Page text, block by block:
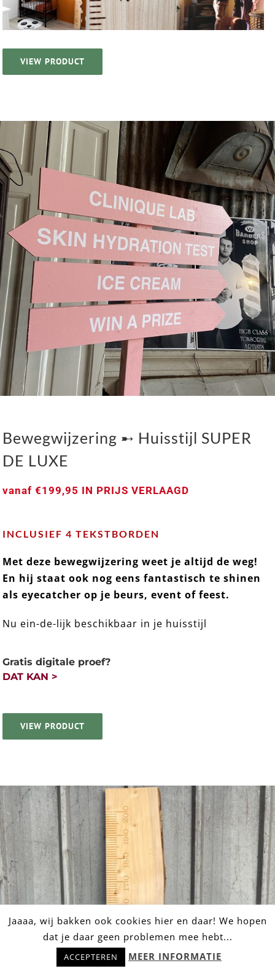
VIEW PRODUCT
Bewegwijzering ➸ Huisstijl SUPER DE LUXE
Bewegwijzering ➸ Huisstijl SUPER
DE LUXE
vanaf€199,95 IN PRIJS VERLAAGD
INCLUSIEF 4 TEKSTBORDEN
Met deze bewegwijzering weet je altijd de weg!
En hij staat ook nog eens fantastisch te shinen
als eyecatcher op je beurs, event of feest.
Nu ein-de-lijk beschikbaar in je huisstijl
Gratis digitale proef?
DAT KAN >
VIEW PRODUCT
Jaaaa, wij bakken ook cookies hier en daar! We hopen
dat je daar geen problemen mee hebt...
ACCEPTEREN MEER INFORMATIE
Hulp nodig? Stel snel je vraag!